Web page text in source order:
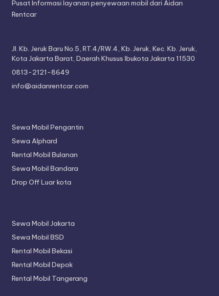
Pusat Informasi layanan penyewaan mobil dari Aidan
Rentcar
Jl. Kb. Jeruk Baru No.5, RT.4/RW.4, Kb. Jeruk, Kec. Kb. Jeruk,
Kota Jakarta Barat, Daerah Khusus Ibukota Jakarta 11530
0813-2121-8649
info@aidanrentcar.com
Sewa Mobil Pengantin
Sewa Alphard
Rental Mobil Bulanan
Sewa Mobil Bandara
Drop Off Luar kota
Sewa Mobil Jakarta
Sewa Mobil BSD
Rental Mobil Bekasi
Rental Mobil Depok
Rental Mobil Tangerang